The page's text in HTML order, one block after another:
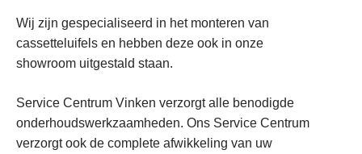
Wij zijn gespecialiseerd in het monteren van
cassetteluifels en hebben deze ook in onze
showroom uitgestald staan.
Service Centrum Vinken verzorgt alle benodigde
onderhoudswerkzaamheden. Ons Service Centrum
verzorgt ook de complete afwikkeling van uw